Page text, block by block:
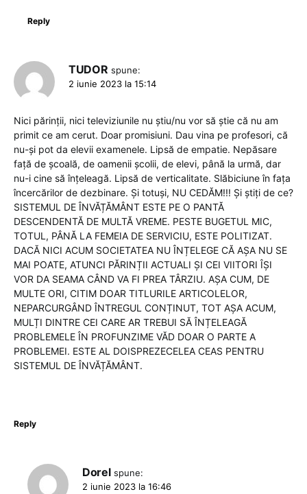
Reply
TUDOR spune:
2 iunie 2023 la 15:14
Nici părinții, nici televiziunile nu știu/nu vor să știe că nu am
primit ce am cerut. Doar promisiuni. Dau vina pe profesori, că
nu-și pot da elevii examenele. Lipsă de empatie. Nepăsare
față de școală, de oamenii școlii, de elevi, până la urmă, dar
nu-i cine să înțeleagă. Lipsă de verticalitate. Slăbiciune în fața
încercărilor de dezbinare. Și totuși, NU CEDĂM!!! Și știți de ce?
SISTEMUL DE ÎNVĂȚĂMÂNT ESTE PE O PANTĂ
DESCENDENTĂ DE MULTĂ VREME. PESTE BUGETUL MIC,
TOTUL, PÂNĂ LA FEMEIA DE SERVICIU, ESTE POLITIZAT.
DACĂ NICI ACUM SOCIETATEA NU ÎNȚELEGE CĂ AȘA NU SE
MAI POATE, ATUNCI PĂRINȚII ACTUALI ȘI CEI VIITORI ÎȘI
VOR DA SEAMA CÂND VA FI PREA TÂRZIU. AȘA CUM, DE
MULTE ORI, CITIM DOAR TITLURILE ARTICOLELOR,
NEPARCURGÂND ÎNTREGUL CONȚINUT, TOT AȘA ACUM,
MULȚI DINTRE CEI CARE AR TREBUI SĂ ÎNȚELEAGĂ
PROBLEMELE ÎN PROFUNZIME VĂD DOAR O PARTE A
PROBLEMEI. ESTE AL DOISPREZECELEA CEAS PENTRU
SISTEMUL DE ÎNVĂȚĂMÂNT.
Reply
Dorel spune:
2 iunie 2023 la 16:46